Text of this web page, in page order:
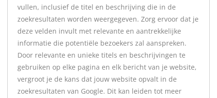
vullen, inclusief de titel en beschrijving die in de
zoekresultaten worden weergegeven. Zorg ervoor dat je
deze velden invult met relevante en aantrekkelijke
informatie die potentiële bezoekers zal aanspreken.
Door relevante en unieke titels en beschrijvingen te
gebruiken op elke pagina en elk bericht van je website,
vergroot je de kans dat jouw website opvalt in de
zoekresultaten van Google. Dit kan leiden tot meer